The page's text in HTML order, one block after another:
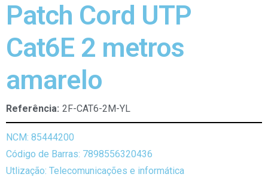
Patch Cord UTP
Cat6E 2 metros
amarelo
Referência: 2F-CAT6-2M-YL
NCM: 85444200
Código de Barras: 7898556320436
Utlização: Telecomunicações e informática